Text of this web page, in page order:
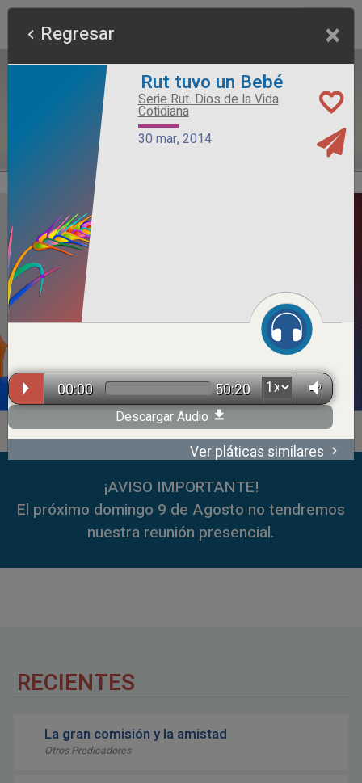
59:35
¡AVISO IMPORTANTE!
El próximo domingo 9 de Agosto no tendremos
nuestra reunión presencial.
RECIENTES
La gran comisión y la amistad
Otros Predicadores
Regresar ×
Rut tuvo un Bebé
Serie Rut. Dios de la Vida
Cotidiana
30 mar, 2014
00:00 50:20
Descargar Audio
Ver pláticas similares